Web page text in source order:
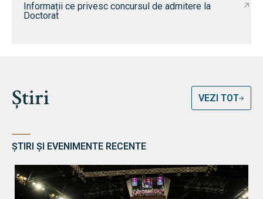
Informații ce privesc concursul de admitere la
Doctorat
Știri VEZI TOT
ȘTIRI ȘI EVENIMENTE RECENTE